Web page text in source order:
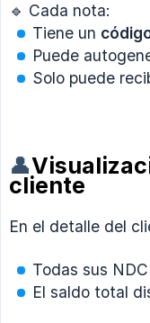
🔹 Cada nota:
Tiene un
Puede
Solo puede
👤
cliente
En el detalle del
Todas sus
El saldo total